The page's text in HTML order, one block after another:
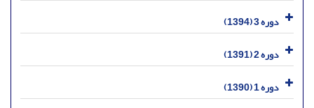
دوره 3 (1394)
دوره 2 (1391)
دوره 1 (1390)